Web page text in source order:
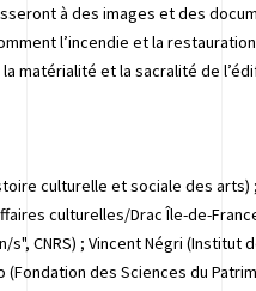
à des images et des
l’incendie et la
matérialité et la sacralité de
culturelle et sociale des
culturelles/Drac Île-de-
CNRS) ; Vincent Négri (Institut
des Sciences du